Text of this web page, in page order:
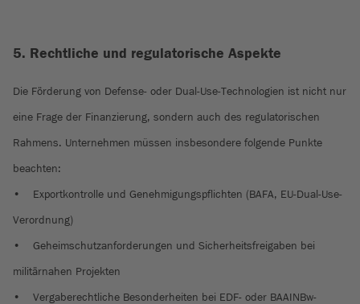
5. Rechtliche und regulatorische Aspekte
Die Förderung von Defense- oder Dual-Use-Technologien ist nicht nur
eine Frage der Finanzierung, sondern auch des regulatorischen
Rahmens. Unternehmen müssen insbesondere folgende Punkte
beachten:
• Exportkontrolle und Genehmigungspflichten (BAFA, EU-Dual-Use-
Verordnung)
• Geheimschutzanforderungen und Sicherheitsfreigaben bei
militärnahen Projekten
• Vergaberechtliche Besonderheiten bei EDF- oder BAAINBw-